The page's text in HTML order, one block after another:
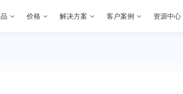
价格 解决方案 客户案例 资源中心